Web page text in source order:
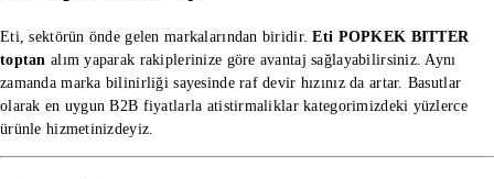
Eti, sektörün önde gelen markalarından biridir.Eti POPKEK BITTER
toptan alım yaparak rakiplerinize göre avantaj sağlayabilirsiniz. Aynı
zamanda marka bilinirliği sayesinde raf devir hızınız da artar. Basutlar
olarak en uygun B2B fiyatlarla atistirmaliklar kategorimizdeki yüzlerce
ürünle hizmetinizdeyiz.